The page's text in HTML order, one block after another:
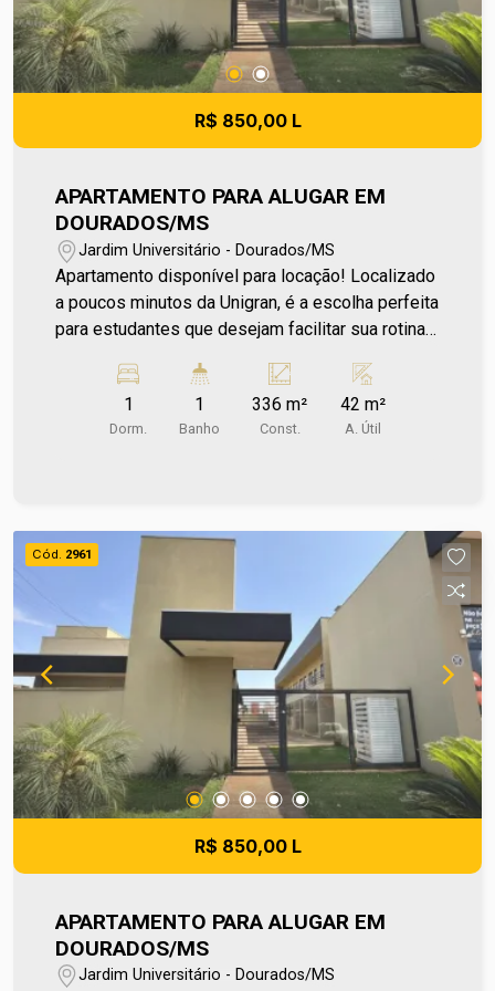
municipal. A metragem informada é aproximada e
pode apresentar pequenas variações.
R$ 850,00 L
APARTAMENTO PARA ALUGAR EM
DOURADOS/MS
Jardim Universitário - Dourados/MS
Apartamento disponível para locação! Localizado
a poucos minutos da Unigran, é a escolha perfeita
para estudantes que desejam facilitar sua rotina
apartamento conta com 1 dormitório confortável,
cozinha equipada com gabinete, banheiro social e
área de serviço independente. Um diferencial é
região oferece acesso rápido a mercados,
farmácias, padarias, conveniências e pontos de
transporte, otimizando cada detalhe da sua rotina.
Entre em contato e agende sua visita no número
(67) 2108-2121. Os valores de IPTU e
Condomínio poderão sofrer reajustes de valores
sem aviso prévio, pois são de responsabilidade
da administradora do condomínio e prefeitura
municipal. A metragem informada é aproximada e
pode apresentar pequenas variações.
1
Dorm.
1
Banho
336 m²
Const.
42 m²
A. Útil
Cód. 2961
R$ 850,00 L
APARTAMENTO PARA ALUGAR EM
DOURADOS/MS
Jardim Universitário - Dourados/MS